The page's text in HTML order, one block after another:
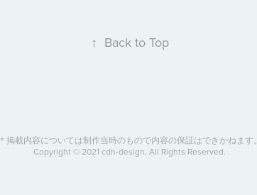
↑ Back to Top
＊掲載内容については制作当時のもので内容の保証はできかねます。
Copyright © 2021 cdh-design, All Rights Reserved.